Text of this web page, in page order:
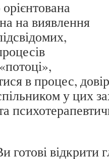
на виявлення
в процес,
у цих
готові відкрити